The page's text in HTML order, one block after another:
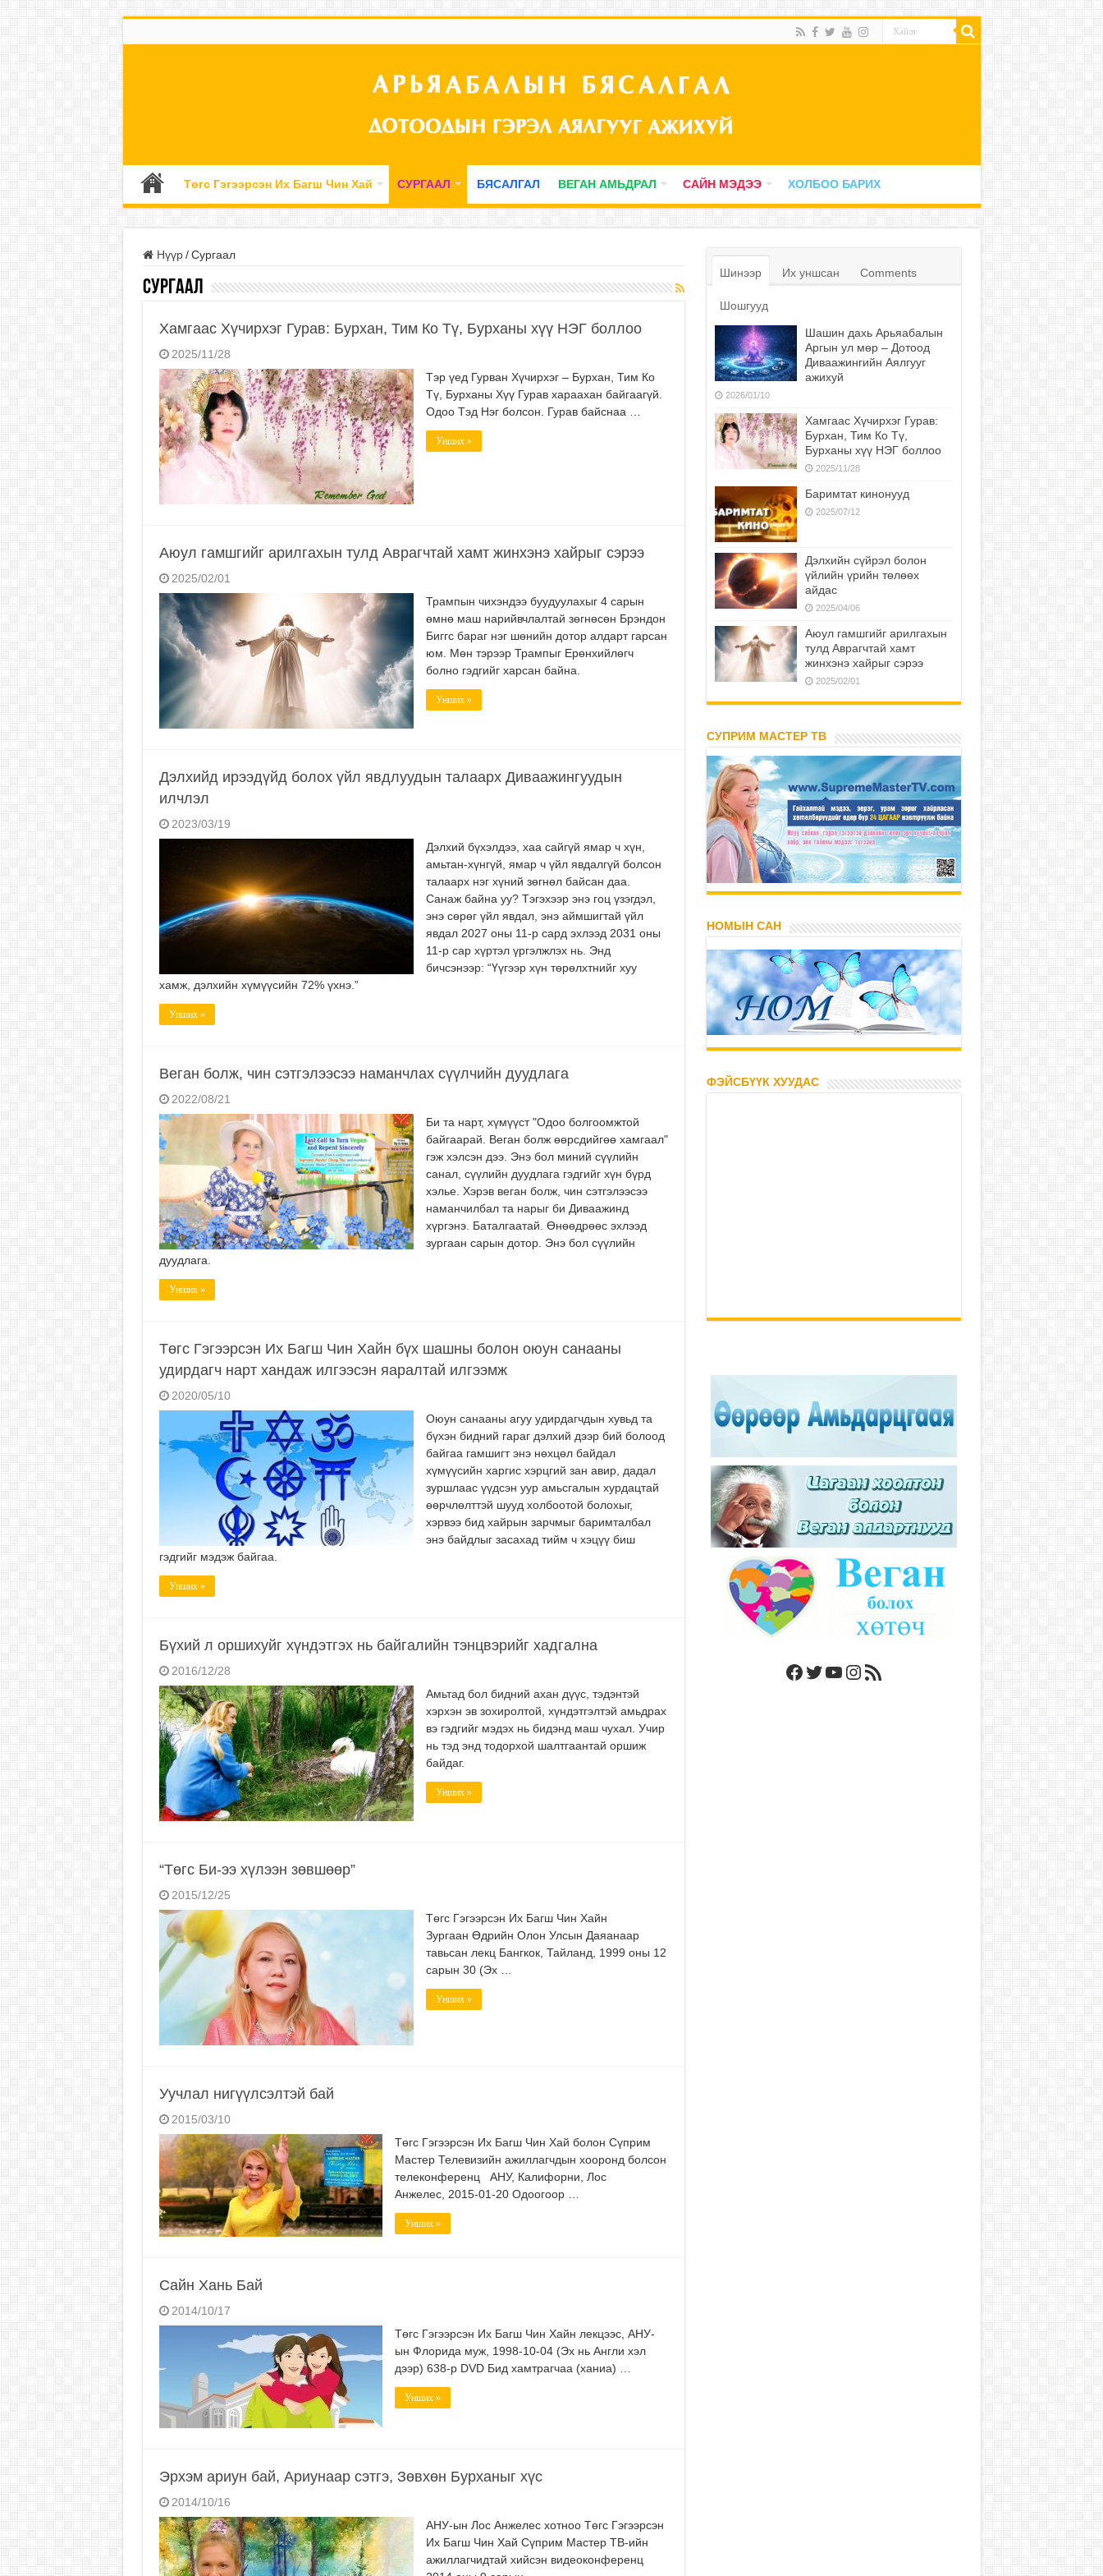
Төгс Гэгээрсэн Их Багш Чин Хай СУРГААЛ БЯСАЛГАЛ ВЕГАН АМЬДРАЛ САЙН МЭДЭЭ ХОЛБОО БАРИХ
Нүүр / Сургаал
Сургаал
Хамгаас Хүчирхэг Гурав: Бурхан, Тим Ко Тү, Бурханы хүү НЭГ боллоо
2025/11/28
Тэр үед Гурван Хүчирхэг – Бурхан, Тим Ко
Тү, Бурханы Хүү Гурав хараахан байгаагүй.
Одоо Тэд Нэг болсон. Гурав байснаа …
Унших »
Аюул гамшгийг арилгахын тулд Аврагчтай хамт жинхэнэ хайрыг сэрээ
2025/02/01
Трампын чихэндээ буудуулахыг 4 сарын
өмнө маш нарийвчлалтай зөгнөсөн Брэндон
Биггс бараг нэг шөнийн дотор алдарт гарсан
юм. Мөн тэрээр Трампыг Ерөнхийлөгч
болно гэдгийг харсан байна.
Унших »
Дэлхийд ирээдүйд болох үйл явдлуудын талаарх Диваажингуудын
илчлэл
2023/03/19
Дэлхий бүхэлдээ, хаа сайгүй ямар ч хүн,
амьтан-хүнгүй, ямар ч үйл явдалгүй болсон
талаарх нэг хүний зөгнөл байсан даа.
Санаж байна уу? Тэгэхээр энэ гоц үзэгдэл,
энэ сөрөг үйл явдал, энэ аймшигтай үйл
явдал 2027 оны 11-р сард эхлээд 2031 оны
11-р сар хүртэл үргэлжлэх нь. Энд
бичсэнээр: “Үүгээр хүн төрөлхтнийг хуу
хамж, дэлхийн хүмүүсийн 72% үхнэ.”
Унших »
Веган болж, чин сэтгэлээсээ наманчлах сүүлчийн дуудлага
2022/08/21
Би та нарт, хүмүүст "Одоо болгоомжтой
байгаарай. Веган болж өөрсдийгөө хамгаал"
гэж хэлсэн дээ. Энэ бол миний сүүлийн
санал, сүүлийн дуудлага гэдгийг хүн бүрд
хэлье. Хэрэв веган болж, чин сэтгэлээсээ
наманчилбал та нарыг би Диваажинд
хүргэнэ. Баталгаатай. Өнөөдрөөс эхлээд
зургаан сарын дотор. Энэ бол сүүлийн
дуудлага.
Унших »
Төгс Гэгээрсэн Их Багш Чин Хайн бүх шашны болон оюун санааны
удирдагч нарт хандаж илгээсэн яаралтай илгээмж
2020/05/10
Оюун санааны агуу удирдагчдын хувьд та
бүхэн бидний гараг дэлхий дээр бий болоод
байгаа гамшигт энэ нөхцөл байдал
хүмүүсийн харгис хэрцгий зан авир, дадал
зуршлаас үүдсэн уур амьсгалын хурдацтай
өөрчлөлттэй шууд холбоотой болохыг,
хэрвээ бид хайрын зарчмыг баримталбал
энэ байдлыг засахад тийм ч хэцүү биш
гэдгийг мэдэж байгаа.
Унших »
Бүхий л оршихуйг хүндэтгэх нь байгалийн тэнцвэрийг хадгална
2016/12/28
Амьтад бол бидний ахан дүүс, тэдэнтэй
хэрхэн эв зохиролтой, хүндэтгэлтэй амьдрах
вэ гэдгийг мэдэх нь бидэнд маш чухал. Учир
нь тэд энд тодорхой шалтгаантай оршиж
байдаг.
Унших »
“Төгс Би-ээ хүлээн зөвшөөр”
2015/12/25
Төгс Гэгээрсэн Их Багш Чин Хайн
Зургаан Өдрийн Олон Улсын Даяанаар
тавьсан лекц Бангкок, Тайланд, 1999 оны 12
сарын 30 (Эх …
Унших »
Уучлал нигүүлсэлтэй бай
2015/03/10
Төгс Гэгээрсэн Их Багш Чин Хай болон Сүприм
Мастер Телевизийн ажиллагчдын хооронд болсон
телеконференц АНУ, Калифорни, Лос
Анжелес, 2015-01-20 Одоогоор …
Унших »
Сайн Хань Бай
2014/10/17
Төгс Гэгээрсэн Их Багш Чин Хайн лекцээс, АНУ-
ын Флорида муж, 1998-10-04 (Эх нь Англи хэл
дээр) 638-р DVD Бид хамтрагчаа (ханиа) …
Унших »
Эрхэм ариун бай, Ариунаар сэтгэ, Зөвхөн Бурханыг хүс
2014/10/16
АНУ-ын Лос Анжелес хотноо Төгс Гэгээрсэн
Их Багш Чин Хай Сүприм Мастер ТВ-ийн
ажиллагчидтай хийсэн видеоконференц
Шинээр Их уншсан Comments
Шошгууд
Шашин дахь Арьяабалын
Аргын ул мөр – Дотоод
Диваажингийн Аялгууг
ажихуй
2026/01/10
Хамгаас Хүчирхэг Гурав:
Бурхан, Тим Ко Тү,
Бурханы хүү НЭГ боллоо
2025/11/28
Баримтат кинонууд
2025/07/12
Дэлхийн сүйрэл болон
үйлийн үрийн төлөөх
айдас
2025/04/06
Аюул гамшгийг арилгахын
тулд Аврагчтай хамт
жинхэнэ хайрыг сэрээ
2025/02/01
СУПРИМ МАСТЕР ТВ
НОМЫН САН
ФЭЙСБҮҮК ХУУДАС
Facebook
Twitter
YouTube
Instagram
RSS Feed